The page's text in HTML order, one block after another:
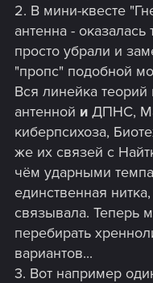
2. В мини-квесте
антенна -
просто убрали и
"пропс" подобной
Вся линейка теорий
антенной и ДПНС,
киберпсихоза,
же их связей с
чём ударными
единственная
связывала. Теперь
перебирать
вариантов...
3. Вот например